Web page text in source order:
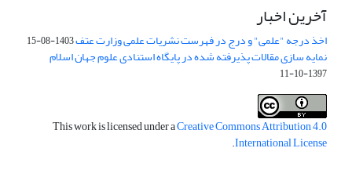
آخرین اخبار
اخذ درجه "علمی" و درج در فهرست نشریات علمی وزارت عتف1403-08-15
نمایه سازی مقالات پذیرفته شده در پایگاه استنادی علوم جهان اسلام
1397-10-11
This work is licensed under aCreative Commons Attribution 4.0
International License
.